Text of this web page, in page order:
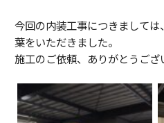
今回の内装工事につきまして
葉をいただきました。
施工のご依頼、ありがとうござ